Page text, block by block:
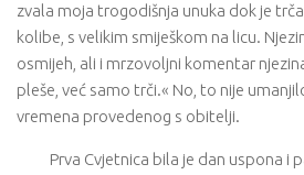
zvala moja trogodišnja unuka dok je
kolibe, s velikim smiješkom na licu.
osmijeh, ali i mrzovoljni komentar
pleše, već samo trči.« No, to nije
vremena provedenog s obitelji.
Prva Cvjetnica bila je dan uspona i